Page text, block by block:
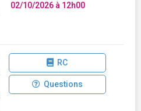
02/10/2026 à 12h00
RC
Questions